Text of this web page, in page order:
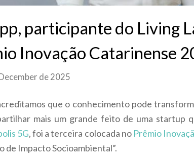
participante do Living
Inovação Catarinense
de 2025
que o conhecimento pode
mais um grande feito de uma startup
5G, foi a terceira colocada no Prêmio
de Impacto Socioambiental”.